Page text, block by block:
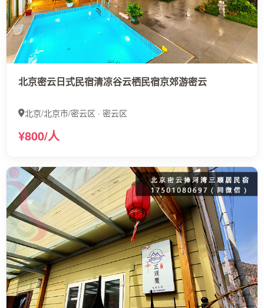
北京密云日式民宿清凉谷云栖民宿京郊游密云
北京/北京市/密云区 · 密云区
¥800/人